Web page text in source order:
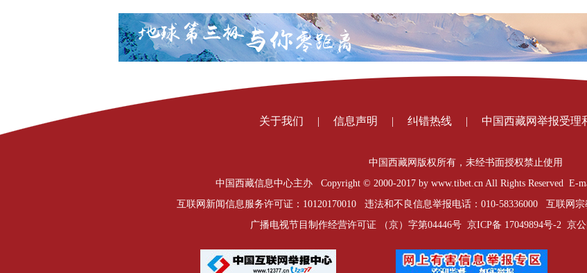
关于我们 | 信息声明 | 纠错热线 | 中国西藏网举报受理
中国西藏网版权所有，未经书面授权禁止使用
中国西藏信息中心主办 Copyright © 2000-2017 by www.tibet.cn All Rights Reserved E-
互联网新闻信息服务许可证：10120170010 违法和不良信息举报电话：010-58336000 互联网宗
广播电视节目制作经营许可证 （京）字第04446号 京ICP备 17049894号-2京公